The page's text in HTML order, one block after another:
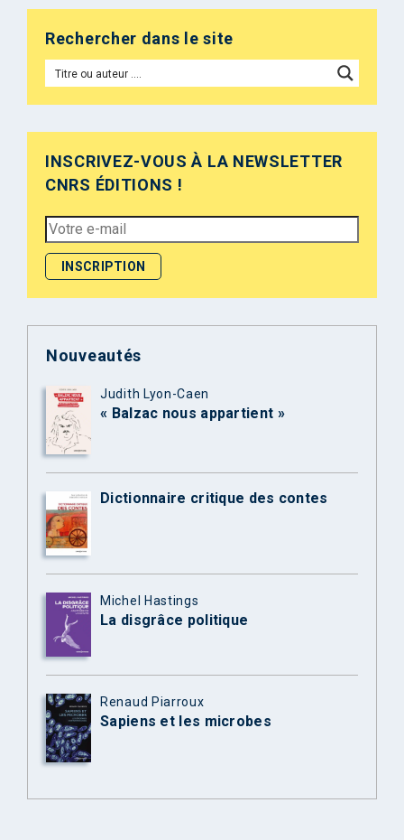
Rechercher dans le site
INSCRIVEZ-VOUS À LA NEWSLETTER
CNRS ÉDITIONS !
Nouveautés
Judith Lyon-Caen
« Balzac nous appartient »
Dictionnaire critique des contes
Michel Hastings
La disgrâce politique
Renaud Piarroux
Sapiens et les microbes